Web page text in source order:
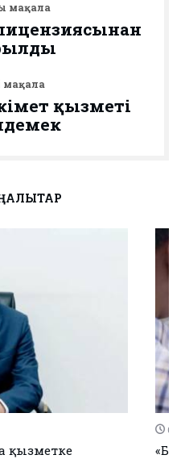
мақала
мақала
қызметі
арқылы күніне 15 заң